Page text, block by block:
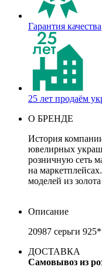
Гарантия качества
25 лет продаём
О БРЕНДЕ
История
ювелирных
розничную сеть
на
моделей из
Описание
20987 серьги 925*
ДОСТАВКА
Самовывоз из